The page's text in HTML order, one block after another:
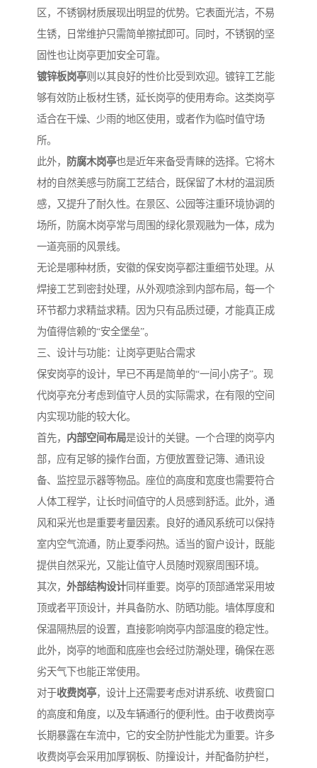
区，不锈钢材质展现出明显的优势。它表面光洁，不易
生锈，日常维护只需简单擦拭即可。同时，不锈钢的坚
固性也让岗亭更加安全可靠。
镀锌板岗亭则以其良好的性价比受到欢迎。镀锌工艺能
够有效防止板材生锈，延长岗亭的使用寿命。这类岗亭
适合在干燥、少雨的地区使用，或者作为临时值守场
所。
此外，
防腐木岗亭也是近年来备受青睐的选择。它将木
材的自然美感与防腐工艺结合，既保留了木材的温润质
感，又提升了耐久性。在景区、公园等注重环境协调的
场所，防腐木岗亭常与周围的绿化景观融为一体，成为
一道亮丽的风景线。
无论是哪种材质，安徽的保安岗亭都注重细节处理。从
焊接工艺到密封处理，从外观喷涂到内部布局，每一个
环节都力求精益求精。因为只有品质过硬，才能真正成
为值得信赖的“安全堡垒”。
三、设计与功能：让岗亭更贴合需求
保安岗亭的设计，早已不再是简单的“一间小房子”。现
代岗亭充分考虑到值守人员的实际需求，在有限的空间
内实现功能的较大化。
首先， 内部空间布局是设计的关键。一个合理的岗亭内
部，应有足够的操作台面，方便放置登记簿、通讯设
备、监控显示器等物品。座位的高度和宽度也需要符合
人体工程学，让长时间值守的人员感到舒适。此外，通
风和采光也是重要考量因素。良好的通风系统可以保持
室内空气流通，防止夏季闷热。适当的窗户设计，既能
提供自然采光，又能让值守人员随时观察周围环境。
其次， 外部结构设计同样重要。岗亭的顶部通常采用坡
顶或者平顶设计，并具备防水、防晒功能。墙体厚度和
保温隔热层的设置，直接影响岗亭内部温度的稳定性。
此外，岗亭的地面和底座也会经过防潮处理，确保在恶
劣天气下也能正常使用。
对于收费岗亭，设计上还需要考虑对讲系统、收费窗口
的高度和角度，以及车辆通行的便利性。由于收费岗亭
长期暴露在车流中，它的安全防护性能尤为重要。许多
收费岗亭会采用加厚钢板、防撞设计，并配备防护栏，